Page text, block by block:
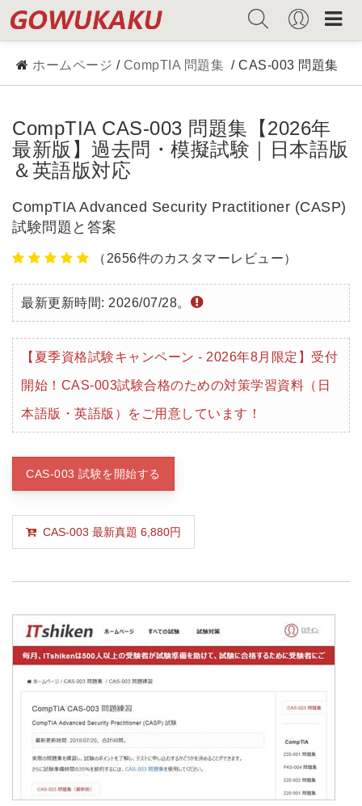
ホームページ / CompTIA 問題集 / CAS-003 問題集
CompTIA CAS-003 問題集【2026年
最新版】過去問・模擬試験｜日本語版
＆英語版対応
CompTIA Advanced Security Practitioner (CASP)
試験問題と答案
（2656件のカスタマーレビュー）
最新更新時間: 2026/07/28。
【夏季資格試験キャンペーン - 2026年8月限定】受付
開始！CAS-003試験合格のための対策学習資料（日
本語版・英語版）をご用意しています！
CAS-003 試験を開始する
CAS-003 最新真題 6,880円